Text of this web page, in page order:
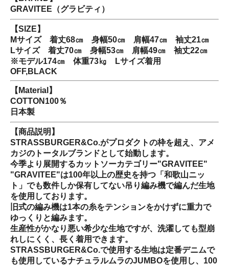
GRAVITEE（グラビティ）
【SIZE】
Mサイズ 着丈68㎝ 身幅50㎝ 肩幅47㎝ 袖丈21㎝
Lサイズ 着丈70㎝ 身幅53㎝ 肩幅49㎝ 袖丈22㎝
※モデル174㎝ 体重73㎏ Lサイズ着用
OFF,BLACK
【Material】
COTTON100％
日本製
【商品説明】
STRASSBURGER&Co.がプロダクトの枠を超え、アメ
カジのトータルブランドとして始動します。
今季より展開するカットソーカテゴリー"GRAVITEE"
"GRAVITEE"は100年以上の歴史を持つ「和歌山ニッ
ト」でも数件しか保有してない吊り編み機で編んだ生地
を使用しております。
旧式の編み機は1本の糸をテンションをかけずに重力で
ゆっくりと編みます。
生産性がかなり悪い希少な生地ですが、洗濯しても型崩
れしにくく、長く着用できます。
STRASSBURGER&Co.で使用する生地は定番デニムで
も使用しているナチュラルムラのJUMBOを使用し、100